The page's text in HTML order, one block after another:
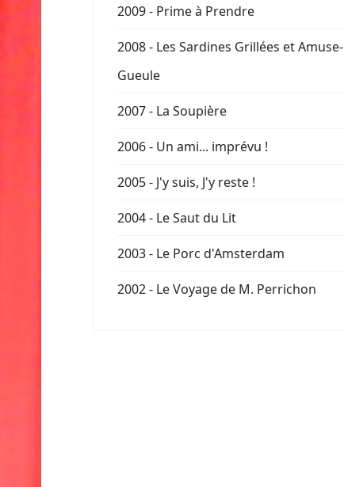
2009 - Prime à Prendre
2008 - Les Sardines Grillées et Amuse-
Gueule
2007 - La Soupière
2006 - Un ami... imprévu !
2005 - J'y suis, J'y reste !
2004 - Le Saut du Lit
2003 - Le Porc d'Amsterdam
2002 - Le Voyage de M. Perrichon